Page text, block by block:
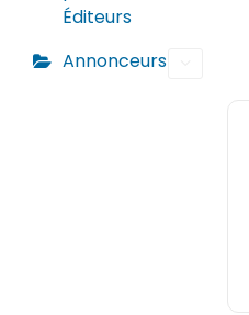
Éditeurs
Annonceurs